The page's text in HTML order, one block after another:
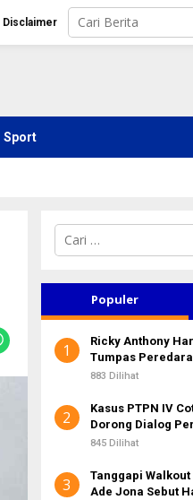
Disclaimer
Sport
C
i
n
u
k
Populer
1
Ricky Anthony
Tumpas
883 Dilihat
2
Kasus PTPN IV
Dorong Dialog
Penegakan Hukum
845 Dilihat
3
Tanggapi
Ade Jona Sebut